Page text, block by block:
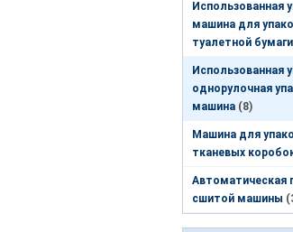
Использованная
машина для
туалетной бумаги
Использованная
однорулочная
машина (8)
Машина для
тканевых
Автоматическая
сшитой машины